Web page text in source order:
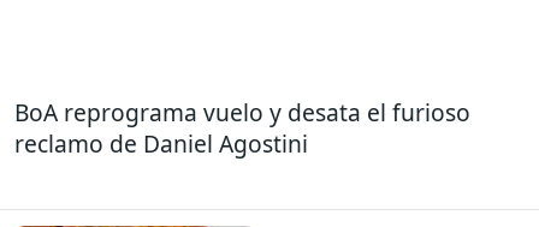
BoA reprograma vuelo y desata el furioso
reclamo de Daniel Agostini